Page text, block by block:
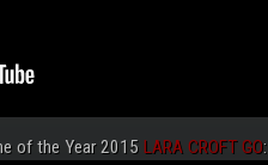
of the Year 2015 LARA CROFT GO: